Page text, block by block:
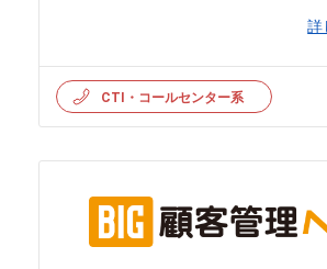
詳
CTI・コールセンター系